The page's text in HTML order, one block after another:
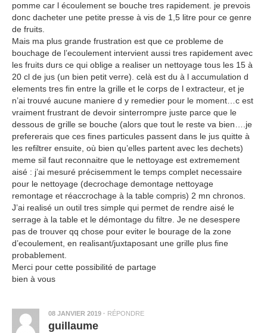
pomme car l écoulement se bouche tres rapidement. je prevois
donc dacheter une petite presse à vis de 1,5 litre pour ce genre
de fruits.
Mais ma plus grande frustration est que ce probleme de
bouchage de l’ecoulement intervient aussi tres rapidement avec
les fruits durs ce qui oblige a realiser un nettoyage tous les 15 à
20 cl de jus (un bien petit verre). celà est du à l accumulation d
elements tres fin entre la grille et le corps de l extracteur, et je
n’ai trouvé aucune maniere d y remedier pour le moment…c est
vraiment frustrant de devoir sinterrompre juste parce que le
dessous de grille se bouche (alors que tout le reste va bien….je
prefererais que ces fines particules passent dans le jus quitte à
les refiltrer ensuite, où bien qu’elles partent avec les dechets)
meme sil faut reconnaitre que le nettoyage est extremement
aisé : j’ai mesuré précisemment le temps complet necessaire
pour le nettoyage (decrochage demontage nettoyage
remontage et réaccrochage à la table compris) 2 mn chronos.
J’ai realisé un outil tres simple qui permet de rendre aisé le
serrage à la table et le démontage du filtre. Je ne desespere
pas de trouver qq chose pour eviter le bourage de la zone
d’ecoulement, en realisant/juxtaposant une grille plus fine
probablement.
Merci pour cette possibilité de partage
bien à vous
08 JANVIER 2019 · RÉPONDRE
guillaume